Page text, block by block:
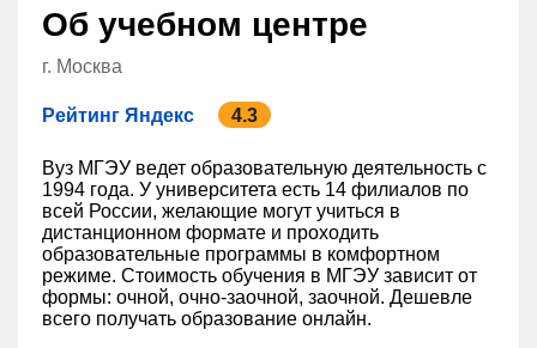
Об учебном центре
г. Москва
Рейтинг Яндекс 4.3
Вуз МГЭУ ведет образовательную деятельность с
1994 года. У университета есть 14 филиалов по
всей России, желающие могут учиться в
дистанционном формате и проходить
образовательные программы в комфортном
режиме. Стоимость обучения в МГЭУ зависит от
формы: очной, очно-заочной, заочной. Дешевле
всего получать образование онлайн.